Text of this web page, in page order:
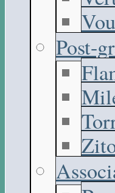
Post-